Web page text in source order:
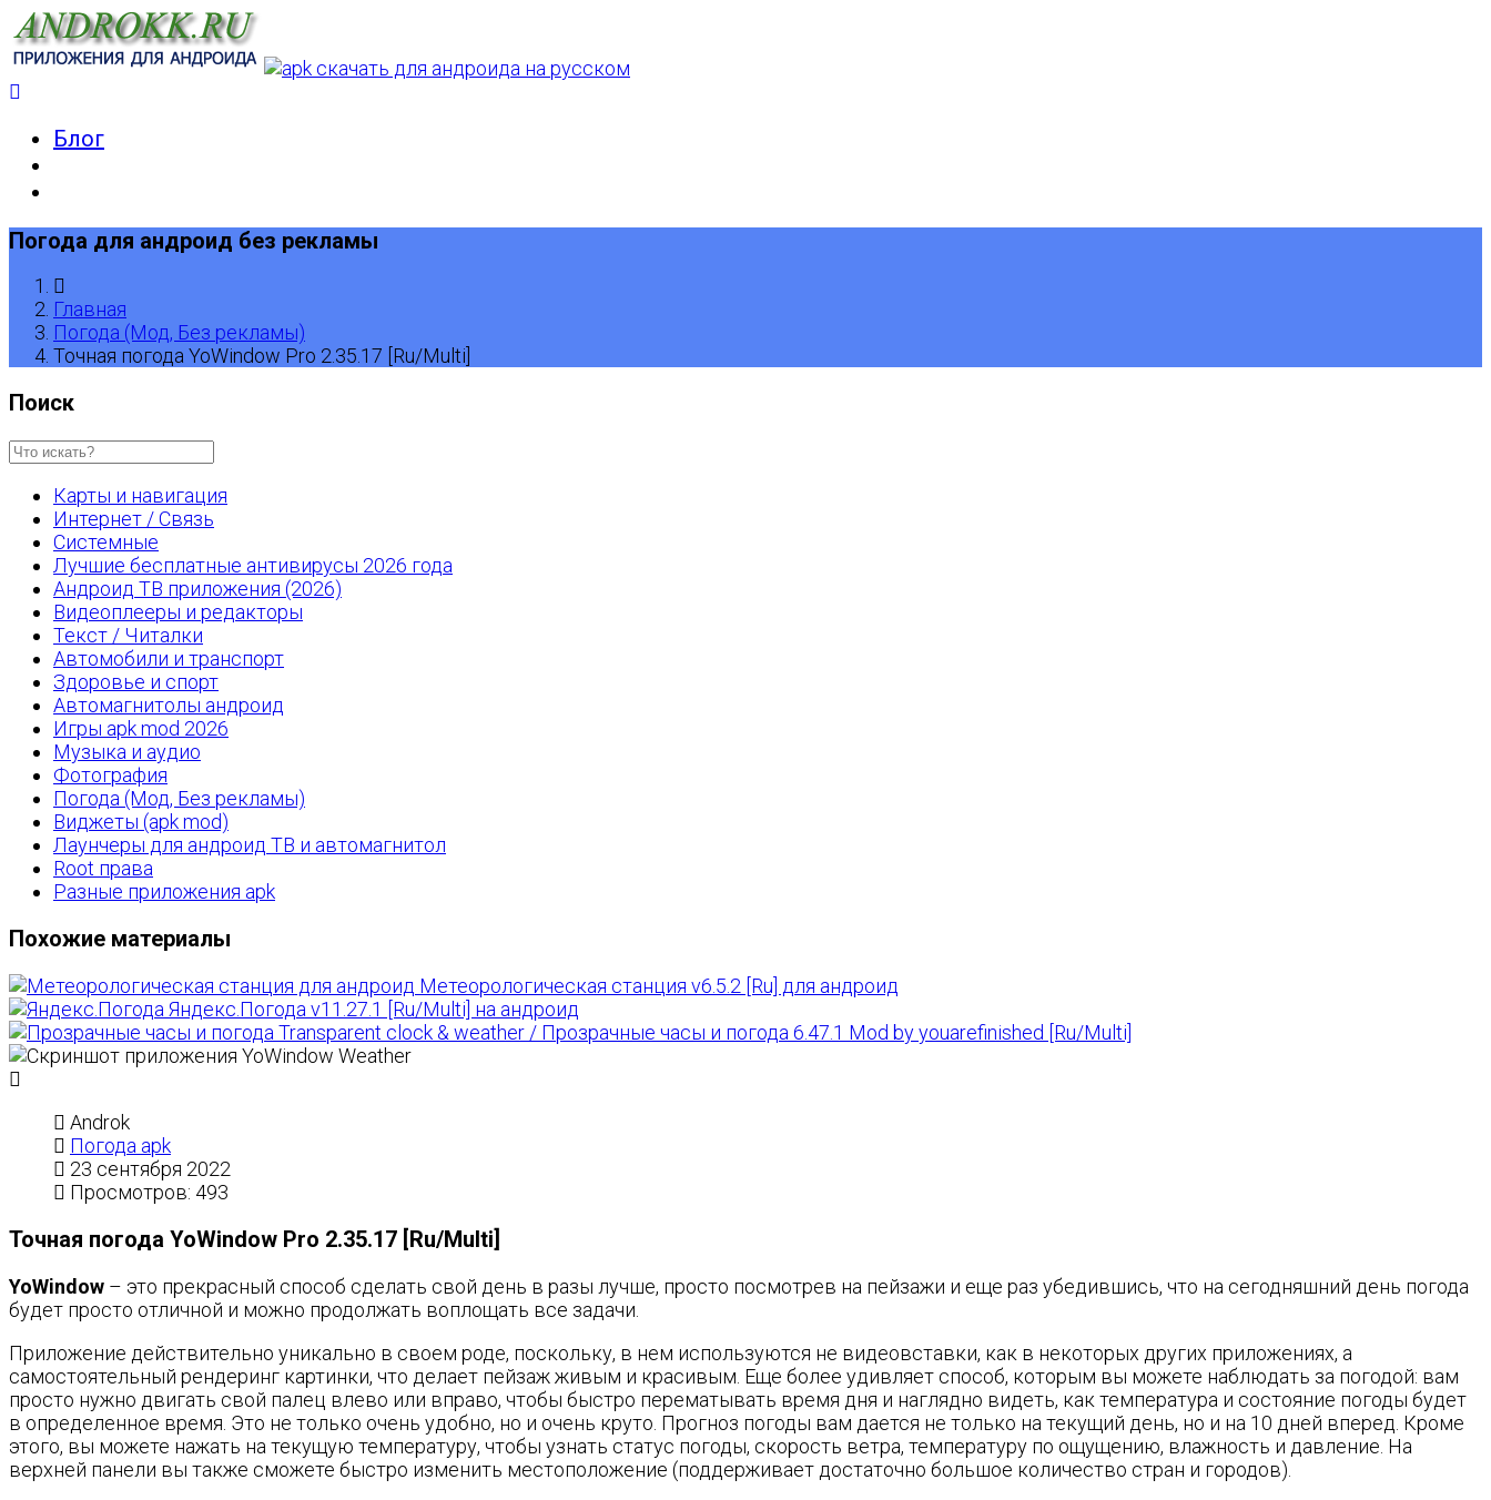
Блог
Погода для андроид без рекламы
Главная
Погода (Мод, Без рекламы)
Точная погода YoWindow Pro 2.35.17 [Ru/Multi]
Поиск
Карты и навигация
Интернет / Связь
Системные
Лучшие бесплатные антивирусы 2026 года
Андроид ТВ приложения (2026)
Видеоплееры и редакторы
Текст / Читалки
Автомобили и транспорт
Здоровье и спорт
Автомагнитолы андроид
Игры apk mod 2026
Музыка и аудио
Фотография
Погода (Мод, Без рекламы)
Виджеты (apk mod)
Лаунчеры для андроид ТВ и автомагнитол
Root права
Разные приложения apk
Похожие материалы
Метеорологическая станция v6.5.2 [Ru] для андроид
Яндекс.Погода v11.27.1 [Ru/Multi] на андроид
Transparent clock & weather / Прозрачные часы и погода 6.47.1 Mod by youarefinished [Ru/Multi]
Androk
Погода apk
23 сентября 2022
Просмотров: 493
Точная погода YoWindow Pro 2.35.17 [Ru/Multi]
YoWindow – это прекрасный способ сделать свой день в разы лучше, просто посмотрев на пейзажи и еще раз убедившись, что на сегодняшний день погода
будет просто отличной и можно продолжать воплощать все задачи.
Приложение действительно уникально в своем роде, поскольку, в нем используются не видеовставки, как в некоторых других приложениях, а
самостоятельный рендеринг картинки, что делает пейзаж живым и красивым. Еще более удивляет способ, которым вы можете наблюдать за погодой: вам
просто нужно двигать свой палец влево или вправо, чтобы быстро перематывать время дня и наглядно видеть, как температура и состояние погоды будет
в определенное время. Это не только очень удобно, но и очень круто. Прогноз погоды вам дается не только на текущий день, но и на 10 дней вперед. Кроме
этого, вы можете нажать на текущую температуру, чтобы узнать статус погоды, скорость ветра, температуру по ощущению, влажность и давление. На
верхней панели вы также сможете быстро изменить местоположение (поддерживает достаточно большое количество стран и городов).